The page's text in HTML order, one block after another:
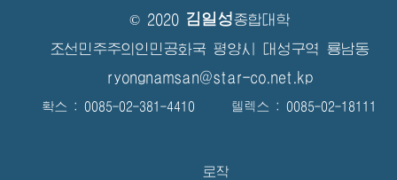
© 2020 김일성종합대학
조선민주주의인민공화국 평양시 대성구역 룡남동
ryongnamsan@star-co.net.kp
확스 : 0085-02-381-4410 텔렉스 : 0085-02-18111
로작